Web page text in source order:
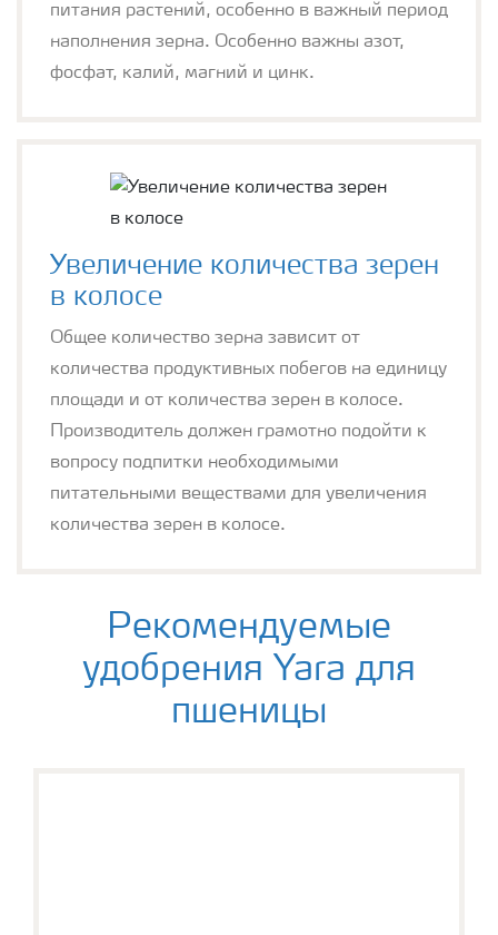
питания растений, особенно в важный период
наполнения зерна. Особенно важны азот,
фосфат, калий, магний и цинк.
Увеличение количества зерен
в колосе
Общее количество зерна зависит от
количества продуктивных побегов на единицу
площади и от количества зерен в колосе.
Производитель должен грамотно подойти к
вопросу подпитки необходимыми
питательными веществами для увеличения
количества зерен в колосе.
Рекомендуемые
удобрения Yara для
пшеницы